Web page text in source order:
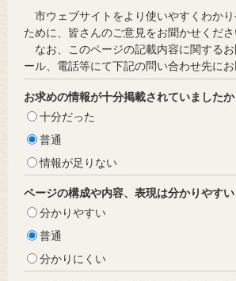
市ウェブサイトをより使いやすくわかり
ために、皆さんのご意見をお聞かせくださ
なお、このページの記載内容に関するお
ール、電話等にて下記の問い合わせ先にお
お求めの情報が十分掲載されていましたか
十分だった
普通
情報が足りない
ページの構成や内容、表現は分かりやす
分かりやすい
普通
分かりにくい